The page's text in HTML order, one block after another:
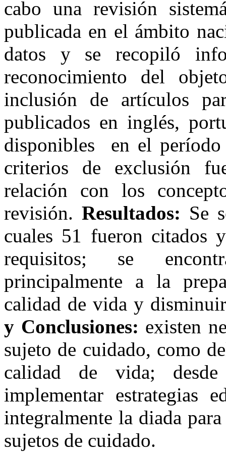
cabo una revisión
publicada en el ámbito
datos y se recopiló
reconocimiento del
inclusión de artículos
publicados en inglés,
disponibles en el
criterios de exclusión
relación con los
revisión. Resultados: Se
cuales 51 fueron citados
requisitos; se
principalmente a la
calidad de vida y
y Conclusiones: existen
sujeto de cuidado, como
calidad de vida;
implementar estrategias
integralmente la diada
sujetos de cuidado.